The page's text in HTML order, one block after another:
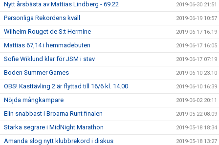
Nytt årsbästa av Mattias Lindberg - 69.22 2019-06-30 21:51
Personliga Rekordens kväll 2019-06-19 10:57
Wilhelm Rouget de S:t Hermine 2019-06-17 16:19
Mattias 67,14 i hemmadebuten 2019-06-17 16:05
Sofie Wiklund klar för JSM i stav 2019-06-17 07:19
Boden Summer Games 2019-06-10 23:10
OBS! Kasttävling 2 är flyttad till 16/6 kl. 14.00 2019-06-10 16:39
Nöjda mångkampare 2019-06-02 20:11
Elin snabbast i Broarna Runt finalen 2019-05-22 08:09
Starka segrare i MidNight Marathon 2019-05-18 18:34
Amanda slog nytt klubbrekord i diskus 2019-05-18 13:27